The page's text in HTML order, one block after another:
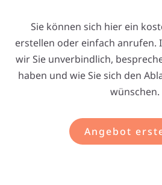
Sie können sich hier ein
erstellen oder einfach anrufen.
wir Sie unverbindlich,
haben und wie Sie sich den
wünschen.
Angebot